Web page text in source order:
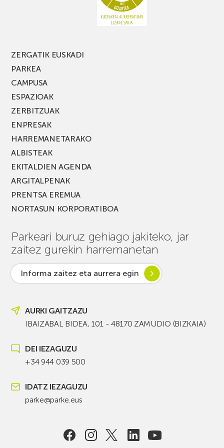
ZERGATIK EUSKADI
PARKEA
CAMPUSA
ESPAZIOAK
ZERBITZUAK
ENPRESAK
HARREMANETARAKO
ALBISTEAK
EKITALDIEN AGENDA
ARGITALPENAK
PRENTSA EREMUA
NORTASUN KORPORATIBOA
Parkeari buruz gehiago jakiteko, jar
zaitez gurekin harremanetan
Informa zaitez eta aurrera egin
AURKI GAITZAZU
IBAIZABAL BIDEA, 101 - 48170 ZAMUDIO (BIZKAIA)
DEI IEZAGUZU
+34 944 039 500
IDATZ IEZAGUZU
parke@parke.eus